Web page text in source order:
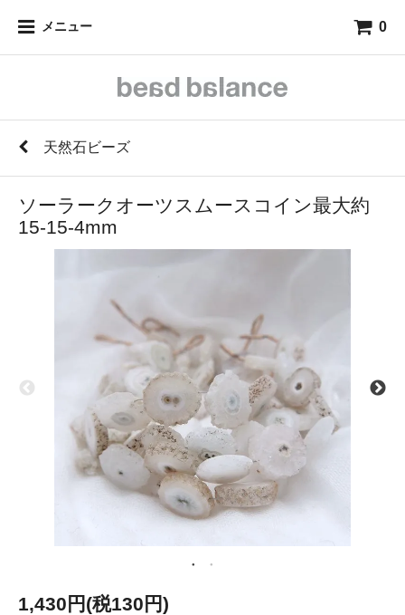
メニュー 0
天然石ビーズ
ソーラークオーツスムースコイン最大約
15-15-4mm
1,430円(税130円)